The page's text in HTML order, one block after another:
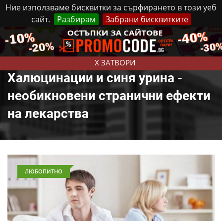
Ние използваме бисквитки за сърфирането в този уеб
сайт.
Разбирам Забрани бисквитките
X ЗАТВОРИ
Четвъртък, 6 Август, 2026 Реклама Контакти
Халюцинации и синя урина -
необикновени странични ефекти
на лекарства
ЛЮБОПИТНО